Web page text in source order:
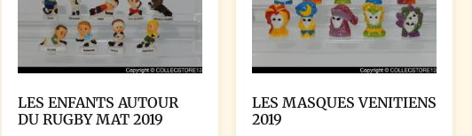
LES ENFANTS AUTOUR
DU RUGBY MAT 2019
LES MASQUES VENITIENS
2019